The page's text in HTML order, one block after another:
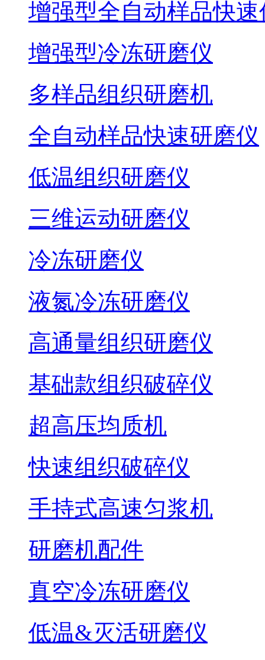
增强型全自动样品快速
增强型冷冻研磨仪
多样品组织研磨机
全自动样品快速研磨仪
低温组织研磨仪
三维运动研磨仪
冷冻研磨仪
液氮冷冻研磨仪
高通量组织研磨仪
基础款组织破碎仪
超高压均质机
快速组织破碎仪
手持式高速匀浆机
研磨机配件
真空冷冻研磨仪
低温&灭活研磨仪